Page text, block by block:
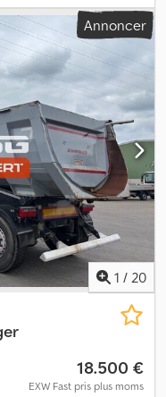
det samme på vores
Dodszr Ay Iopfx
engelsk, bulgarsk,
ukrainsk, engelsk)
brugte køretøj i bytte.
NUTZFAHRZEUGE
ukrainsk, russisk,
Annoncer
1 / 20
18.500 €
EXW Fast pris plus moms